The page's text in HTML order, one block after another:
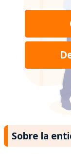
Sobre la